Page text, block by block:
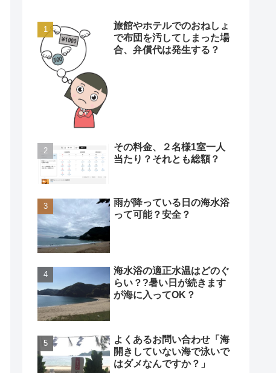
旅館やホテルでのおねしょ
で布団を汚してしまった場
合、弁償代は発生する？
その料金、２名様1室一人
当たり？それとも総額？
雨が降っている日の海水浴
って可能？安全？
海水浴の適正水温はどのぐ
らい？?暑い日が続きます
が海に入ってOK？
よくあるお問い合わせ「海
開きしていない海で泳いで
はダメなんですか？」